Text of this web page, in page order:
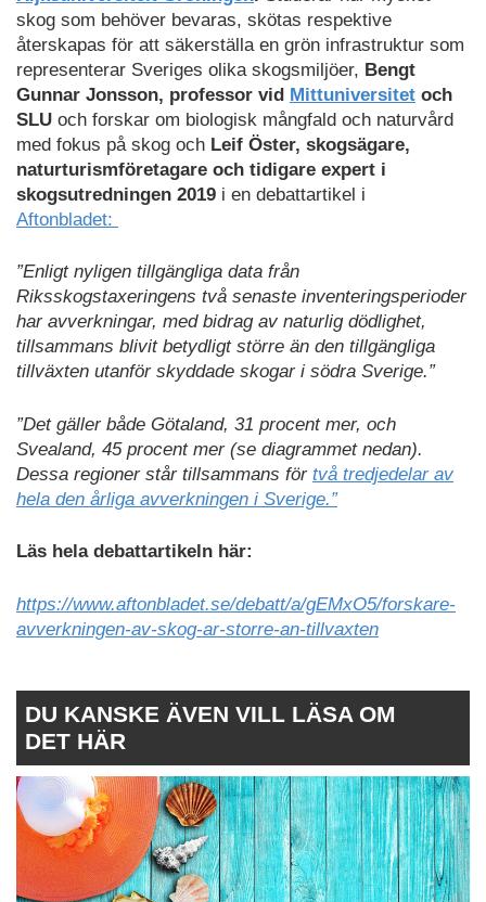
skog som behöver bevaras, skötas respektive
återskapas för att säkerställa en grön infrastruktur som
representerar Sveriges olika skogsmiljöer, Bengt
Gunnar Jonsson, professor vid Mittuniversitet och
SLU och forskar om biologisk mångfald och naturvård
med fokus på skog och Leif Öster, skogsägare,
naturturismföretagare och tidigare expert i
skogsutredningen 2019 i en debattartikel i
Aftonbladet:
”Enligt nyligen tillgängliga data från
Riksskogstaxeringens två senaste inventeringsperioder
har avverkningar, med bidrag av naturlig dödlighet,
tillsammans blivit betydligt större än den tillgängliga
tillväxten utanför skyddade skogar i södra Sverige.”
”Det gäller både Götaland, 31 procent mer, och
Svealand, 45 procent mer (se diagrammet nedan).
Dessa regioner står tillsammans för två tredjedelar av
hela den årliga avverkningen i Sverige.”
Läs hela debattartikeln här:
https://www.aftonbladet.se/debatt/a/gEMxO5/forskare-
avverkningen-av-skog-ar-storre-an-tillvaxten
DU KANSKE ÄVEN VILL LÄSA OM
DET HÄR